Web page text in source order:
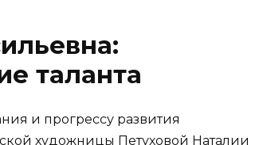
таланта
и прогрессу развития
художницы Петуховой Наталии